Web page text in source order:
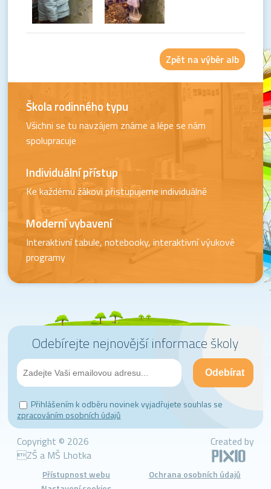
Zpět na výběr alb
Škola rodinného typu
Všichni se tu navzájem známe a lépe se nám
spolupracuje
Individuální přístup
Ke každému žákovi přistupujeme individuálně
Moderní vybavení
Interaktivní tabule, notebooky, interaktivní výukové
programy
Odebírejte nejnovější informace školy
Přihlášením k odběru novinek vyjadřujete souhlas se
zpracováním osobních údajů
Copyright © 2026
ZŠ a MŠ Lhotka
Created by
Přístupnost webu
Ochrana osobních údajů